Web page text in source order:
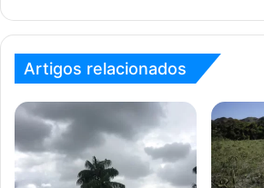
Artigos relacionados